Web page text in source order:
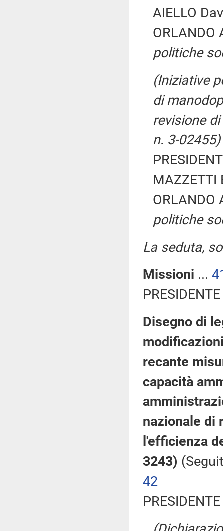
AIELLO
ORLANDO
politiche
(Iniziative
di
revisione
n. 3-02455)
MAZZETTI
ORLANDO
politiche
La seduta,
Missioni ...
Disegno di
recante
capacità
nazionale di
l'efficienza
3243)
42